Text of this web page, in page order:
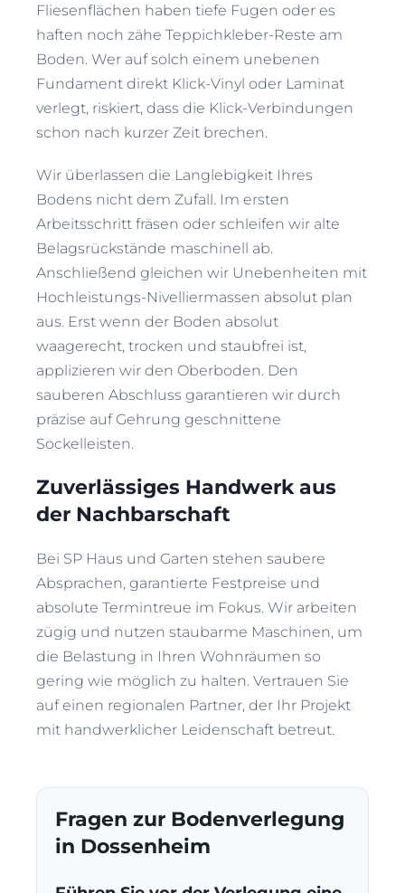
Fliesenflächen haben tiefe Fugen oder es
haften noch zähe Teppichkleber-Reste am
Boden. Wer auf solch einem unebenen
Fundament direkt Klick-Vinyl oder Laminat
verlegt, riskiert, dass die Klick-Verbindungen
schon nach kurzer Zeit brechen.
Wir überlassen die Langlebigkeit Ihres
Bodens nicht dem Zufall. Im ersten
Arbeitsschritt fräsen oder schleifen wir alte
Belagsrückstände maschinell ab.
Anschließend gleichen wir Unebenheiten mit
Hochleistungs-Nivelliermassen absolut plan
aus. Erst wenn der Boden absolut
waagerecht, trocken und staubfrei ist,
applizieren wir den Oberboden. Den
sauberen Abschluss garantieren wir durch
präzise auf Gehrung geschnittene
Sockelleisten.
Zuverlässiges Handwerk aus
der Nachbarschaft
Bei SP Haus und Garten stehen saubere
Absprachen, garantierte Festpreise und
absolute Termintreue im Fokus. Wir arbeiten
zügig und nutzen staubarme Maschinen, um
die Belastung in Ihren Wohnräumen so
gering wie möglich zu halten. Vertrauen Sie
auf einen regionalen Partner, der Ihr Projekt
mit handwerklicher Leidenschaft betreut.
Fragen zur Bodenverlegung
in Dossenheim